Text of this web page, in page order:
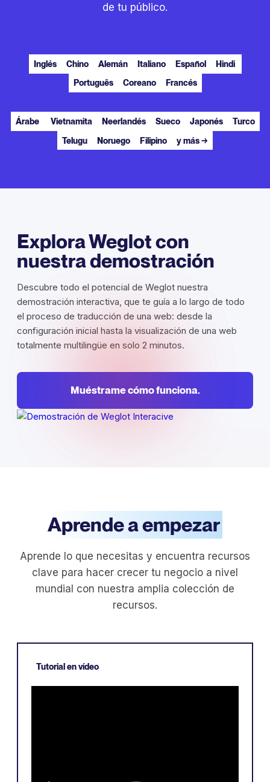
de tu público.
Inglés Chino Alemán Italiano Español
Hindi
Português
Coreano Francés
Árabe Vietnamita Neerlandés Sueco Japonés
Turco
Telugu
Noruego Filipino y más →
Explora Weglot con
nuestra demostración
Descubre todo el potencial de Weglot nuestra
demostración interactiva, que te guía a lo largo de todo
el proceso de traducción de una web: desde la
configuración inicial hasta la visualización de una web
totalmente multilingüe en solo 2 minutos.
Muéstrame cómo funciona.
Aprende a empezar
Aprende lo que necesitas y encuentra recursos
clave para hacer crecer tu negocio a nivel
mundial con nuestra amplia colección de
recursos.
Tutorial en vídeo